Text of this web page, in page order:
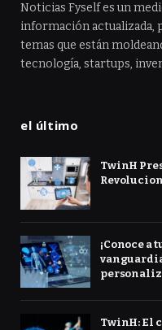
Noticias Fyself es un
información actualizada,
temas que están
tecnología, startups,
el último
TwinH
¡Conoce a
TwinH: El